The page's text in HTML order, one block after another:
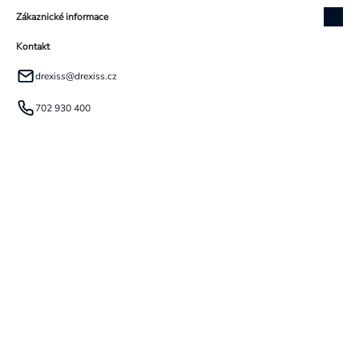
Zákaznické informace
Kontakt
drexiss@drexiss.cz
702 930 400